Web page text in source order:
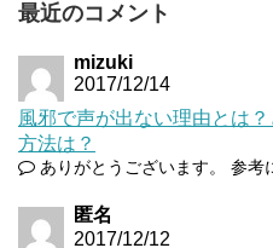
最近のコメント
mizuki
2017/12/14
風邪で声が出ない理由とは
方法は？
ありがとうございます。 参考
匿名
2017/12/12